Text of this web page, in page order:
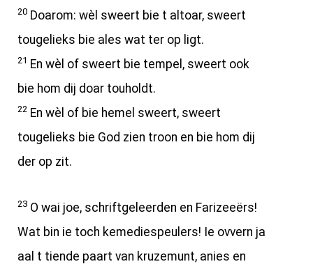
20 Doarom: wèl sweert bie t altoar, sweert
tougelieks bie ales wat ter op ligt.
21 En wèl of sweert bie tempel, sweert ook
bie hom dij doar touholdt.
22 En wèl of bie hemel sweert, sweert
tougelieks bie God zien troon en bie hom dij
der op zit.
23 O wai joe, schriftgeleerden en Farizeeërs!
Wat bin ie toch kemediespeulers! Ie ovvern ja
aal t tiende paart van kruzemunt, anies en